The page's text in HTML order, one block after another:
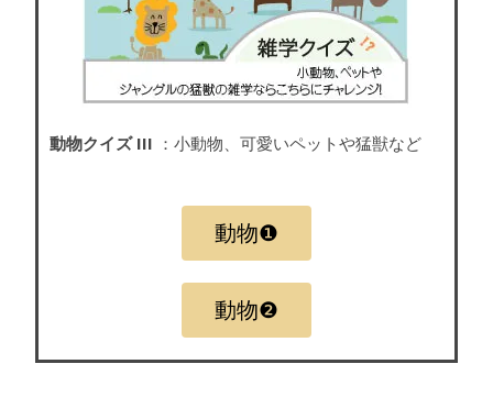
動物クイズ III ：小動物、可愛いペットや猛獣など
動物❶
動物❷